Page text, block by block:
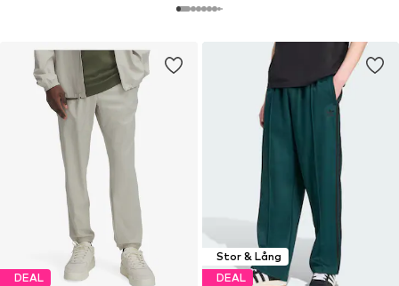
DEAL
Stor & Lång
DEAL